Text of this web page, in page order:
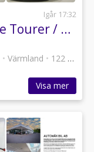
Igår 17:32
BMW 220d xDrive AT Active Tourer / M Sport / HUD / Krok
• Värmland • 122 annonser
Visa mer